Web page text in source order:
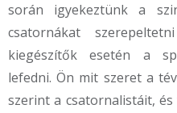
során igyekeztünk a
csatornákat
kiegészítők esetén a
lefedni. Ön mit szeret a
szerint a csatornalistáit,